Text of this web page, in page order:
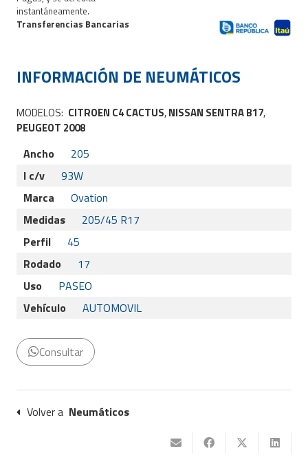
instantáneamente.
Transferencias Bancarias
INFORMACIÓN DE NEUMÁTICOS
MODELOS: CITROEN C4 CACTUS,NISSAN SENTRA B17,
PEUGEOT 2008
Ancho
205
I c/v
93W
Marca
Ovation
Medidas
205/45 R17
Perfil
45
Rodado
17
Uso
PASEO
Vehículo
AUTOMOVIL
Consultar
Volver a Neumáticos